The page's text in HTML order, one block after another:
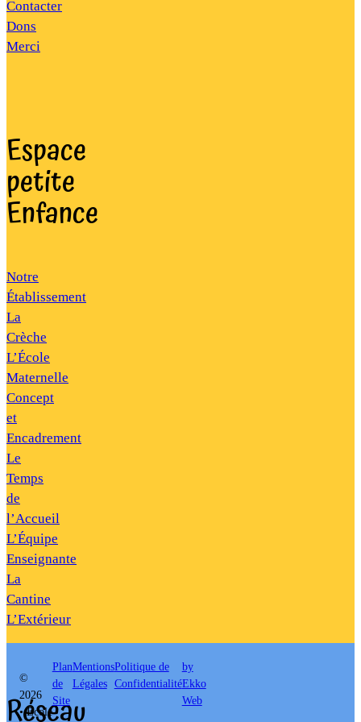
Contacter
Dons
Merci
Espace
petite
Enfance
Notre
Établissement
La
Crèche
L’École
Maternelle
Concept
et
Encadrement
Le
Temps
de
l’Accueil
L’Équipe
Enseignante
La
Cantine
L’Extérieur
Réseau
©
2026
• École
Plan
de
Site
Mentions
Légales
Politique de
Confidentialité
by
Ekko
Web